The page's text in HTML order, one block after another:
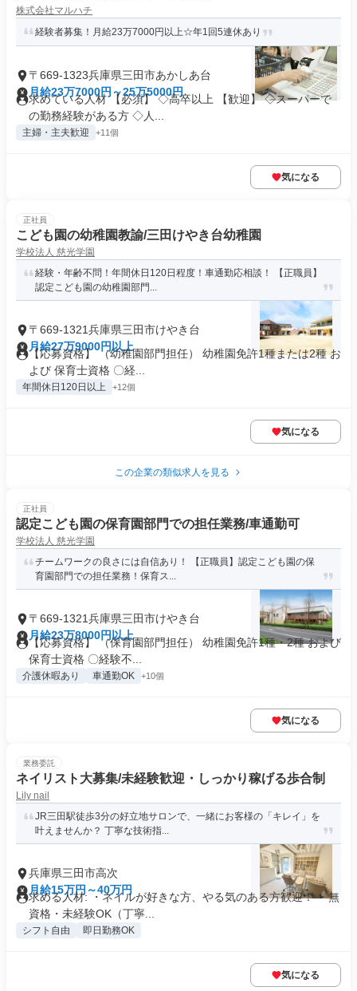
株式会社マルハチ
経験者募集！月給23万7000円以上☆年1回5連休あり
〒669-1323兵庫県三田市あかしあ台
月給23万7000円～25万5000円
求めている人材 【必須】 ◇高卒以上 【歓迎】 ◇スーパーで
の勤務経験がある方 ◇人...
主婦・主夫歓迎 +11個
気になる
正社員
こども園の幼稚園教諭/三田けやき台幼稚園
学校法人 慈光学園
経験・年齢不問！年間休日120日程度！車通勤応相談！ 【正職員】
認定こども園の幼稚園部門...
〒669-1321兵庫県三田市けやき台
月給27万9000円以上
【応募資格】 （幼稚園部門担任） 幼稚園免許1種または2種 お
よび 保育士資格 〇経...
年間休日120日以上 +12個
気になる
この企業の類似求人を見る
正社員
認定こども園の保育園部門での担任業務/車通勤可
学校法人 慈光学園
チームワークの良さには自信あり！ 【正職員】認定こども園の保
育園部門での担任業務！保育ス...
〒669-1321兵庫県三田市けやき台
月給23万8000円以上
【応募資格】 （保育園部門担任） 幼稚園免許1種・2種 および
保育士資格 〇経験不...
介護休暇あり 車通勤OK +10個
気になる
業務委託
ネイリスト大募集/未経験歓迎・しっかり稼げる歩合制
Lily nail
JR三田駅徒歩3分の好立地サロンで、一緒にお客様の「キレイ」を
叶えませんか？ 丁寧な技術指...
兵庫県三田市高次
月給15万円～40万円
求める人材: ・ネイルが好きな方、やる気のある方歓迎！ ・無
資格・未経験OK（丁寧...
シフト自由 即日勤務OK
気になる